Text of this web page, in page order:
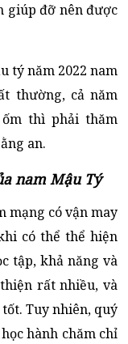
giúp đỡ nên được
tý năm 2022 nam
thường, cả năm
thì phải thăm
an.
nam Mậu Tý
mạng có vận may
có thể thể hiện
tập, khả năng và
rất nhiều, và
Tuy nhiên, quý
hành chăm chỉ